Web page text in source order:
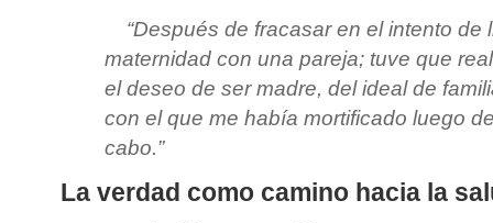
“Después de fracasar en el intento de
maternidad con una pareja; tuve que
el deseo de ser madre, del ideal de
con el que me había mortificado luego
cabo.”
La verdad como camino hacia la